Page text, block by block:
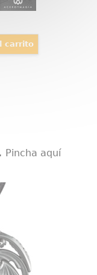
Pincha aquí
Tronos
Juego
está
el